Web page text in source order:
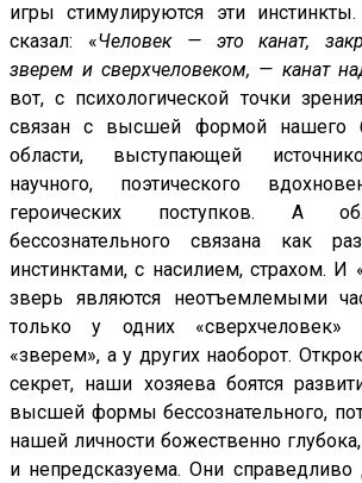
игры стимулируются эти
сказал: «Человек — это канат,
зверем и сверхчеловеком, — канат
вот, с психологической точки
связан с высшей формой нашего
области, выступающей
научного, поэтического
героических поступков. А
бессознательного связана как
инстинктами, с насилием, страхом. И
зверь являются неотъемлемыми
только у одних «сверхчеловек»
«зверем», а у других наоборот.
секрет, наши хозяева боятся
высшей формы бессознательного,
нашей личности божественно
и непредсказуема. Они